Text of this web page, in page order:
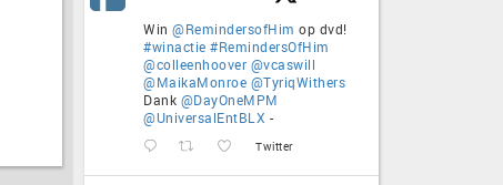
Win @RemindersofHim op dvd!
#winactie #RemindersOfHim
@colleenhoover @vcaswill
@MaikaMonroe @TyriqWithers
Dank @DayOneMPM
@UniversalEntBLX -
Twitter